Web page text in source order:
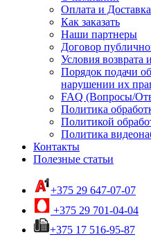
Оплата и Доставка
Как заказать
Наши партнеры
Договор
Условия возврата
Порядок подачи
нарушении их
FAQ (Вопросы/
Политика
Политикой
Политика
Контакты
Полезные статьи
+375 29 647-07-07
+375 29 701-04-04
+375 17 516-95-87